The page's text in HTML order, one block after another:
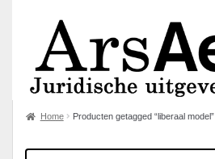
Home Producten getagged “liberaal model”